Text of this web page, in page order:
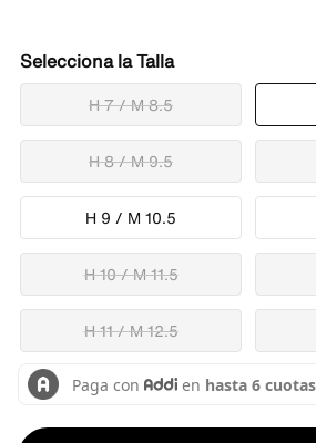
Talla
H 7 / M 8.5
H 8 / M 9.5
H 9 / M 10.5
H 10 / M 11.5
H 11 / M 12.5